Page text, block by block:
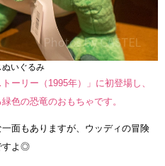
ぬいぐるみ
ーリー（1995年）」に初登場し、
色の恐竜のおもちゃです。
面もありますが、ウッディの冒険
すよ◎